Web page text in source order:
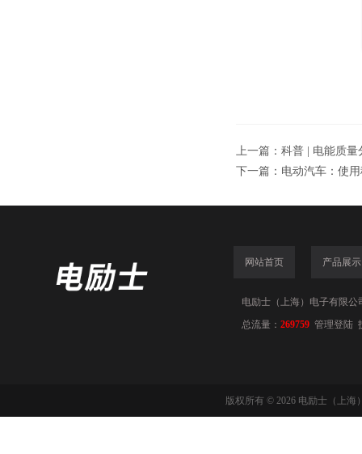
上一篇： 科普 | 电能质量
下一篇： 电动汽车：使
网站首页 产品展示
电励士（上海）电子有限公
总流量： 269759 管理登陆
版权所有 © 2026 电励士（上